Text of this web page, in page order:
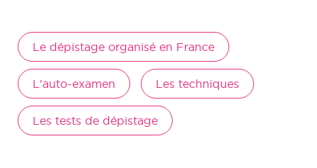
Le dépistage organisé en France
L'auto-examen Les techniques
Les tests de dépistage